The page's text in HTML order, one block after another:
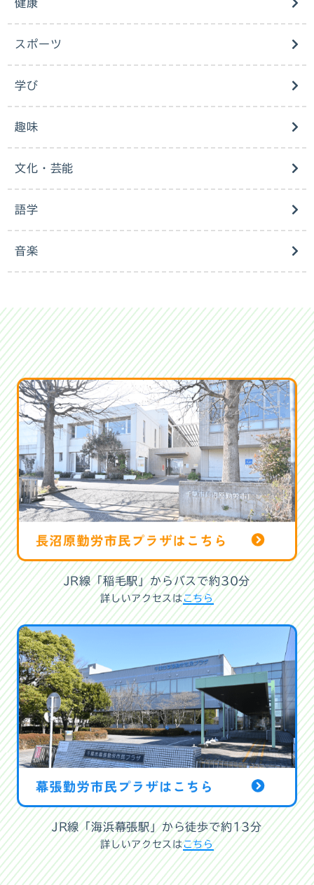
健康
スポーツ
学び
趣味
文化・芸能
語学
音楽
JR線「稲毛駅」からバスで約30分
詳しいアクセスはこちら
JR線「海浜幕張駅」から徒歩で約13分
詳しいアクセスはこちら